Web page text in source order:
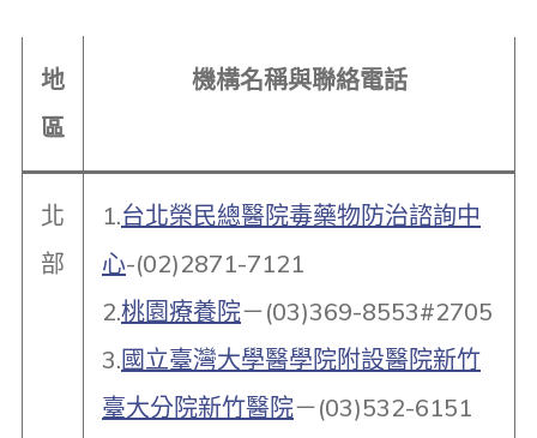
地
區
機構名稱與聯絡電話
北
部
1.台北榮民總醫院毒藥物防治諮詢中
心-(02)2871-7121
2.桃園療養院－(03)369-8553#2705
3.國立臺灣大學醫學院附設醫院新竹
臺大分院新竹醫院－(03)532-6151